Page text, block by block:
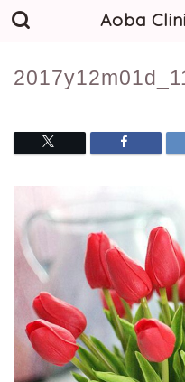
Aoba